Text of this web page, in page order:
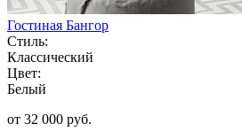
Гостиная Бангор
Стиль:
Классический
Цвет:
Белый
от 32 000 руб.